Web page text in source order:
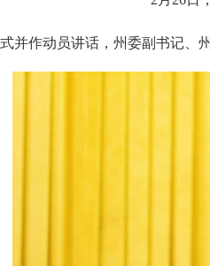
并作动员讲话，州委副书记、